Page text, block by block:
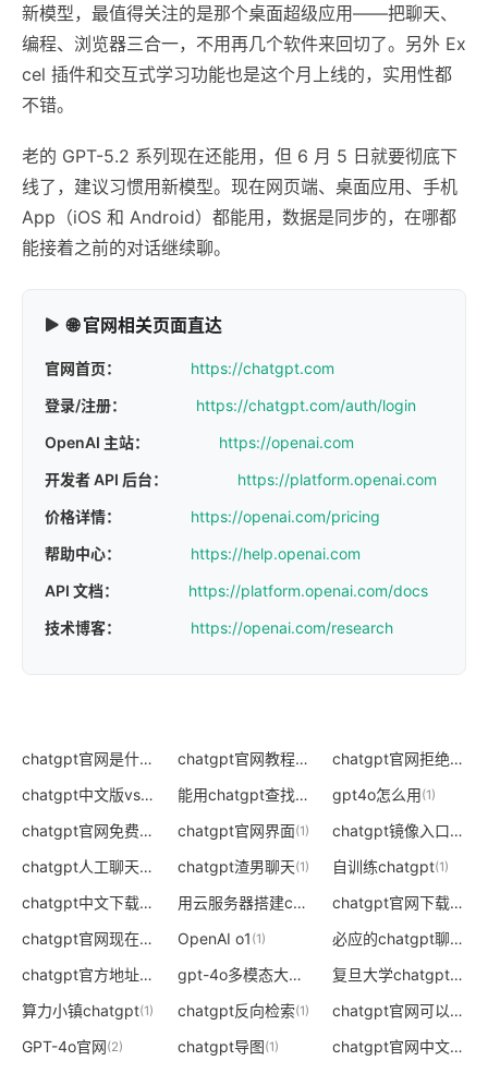
新模型，最值得关注的是那个桌面超级应用——把聊天、
编程、浏览器三合一，不用再几个软件来回切了。另外 Ex
cel 插件和交互式学习功能也是这个月上线的，实用性都
不错。
老的 GPT-5.2 系列现在还能用，但 6 月 5 日就要彻底下
线了，建议习惯用新模型。现在网页端、桌面应用、手机
App（iOS 和 Android）都能用，数据是同步的，在哪都
能接着之前的对话继续聊。
🌐 官网相关页面直达
官网首页：
https://chatgpt.com
登录/注册：
https://chatgpt.com/auth/login
OpenAI 主站：
https://openai.com
开发者 API 后台：
https://platform.openai.com
价格详情：
https://openai.com/pricing
帮助中心：
https://help.openai.com
API 文档：
https://platform.openai.com/docs
技术博客：
https://openai.com/research
chatgpt官网是什么版本的 (0) chatgpt官网教程
(2) chatgpt官网拒绝访问
chatgpt中文版vscode插件官网 (0) 能用chatgpt查找地址吗 (0)
gpt4o怎么用(1)
chatgpt官网免费版 chatgpt官网界面(1) chatgpt镜像入口
(0)
chatgpt人工聊天机器人官网 (0)
chatgpt渣男聊天(1) 自训练chatgpt(1)
chatgpt中文下载手机版官网 (0) 用云服务器搭建chatgpt接入口 (0)
chatgpt官网下载手机版
chatgpt官网现在能登陆吗
(0)
OpenAI o1 (1)
必应的chatgpt聊天入口在哪
chatgpt官方地址
(0) gpt-4o多模态大模型发布 (2)
复旦大学chatgpt测试地址
算力小镇chatgpt(1) chatgpt反向检索(1)
chatgpt官网可以登录吗
GPT-4o官网(2) chatgpt导图(1) chatgpt官网中文版是百度的么